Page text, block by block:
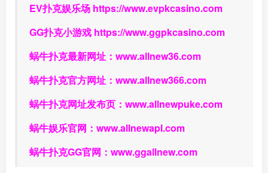
EV扑克娱乐场 https://www.evpkcasino.com
GG扑克小游戏 https://www.ggpkcasino.com
蜗牛扑克最新网址： www.allnew36.com
蜗牛扑克官方网址： www.allnew366.com
蜗牛扑克网址发布页： www.allnewpuke.com
蜗牛娱乐官网： www.allnewapl.com
蜗牛扑克GG官网： www.ggallnew.com